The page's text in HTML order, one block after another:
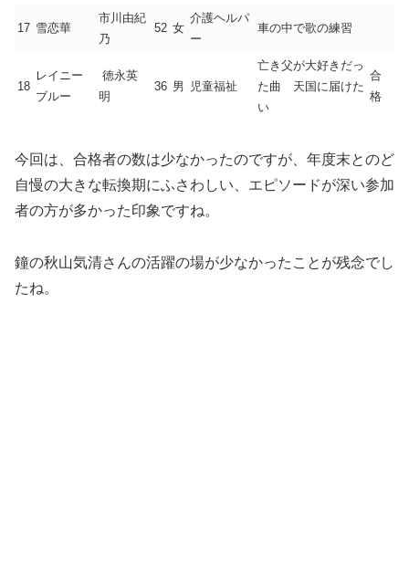
17 雪恋華
市川由紀
乃
52 女
介護ヘルパ
ー
車の中で歌の練習
18
レイニー
ブルー
徳永英
明
36 男 児童福祉
亡き父が大好きだっ
た曲 天国に届けた
い
合
格
今回は、合格者の数は少なかったのですが、年度末とのど
自慢の大きな転換期にふさわしい、エピソードが深い参加
者の方が多かった印象ですね。
鐘の秋山気清さんの活躍の場が少なかったことが残念でし
たね。